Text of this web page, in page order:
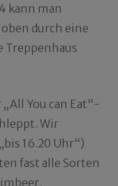
kann man
durch eine
Treppenhaus
You can Eat“-
Wir
16.20 Uhr“)
fast alle Sorten